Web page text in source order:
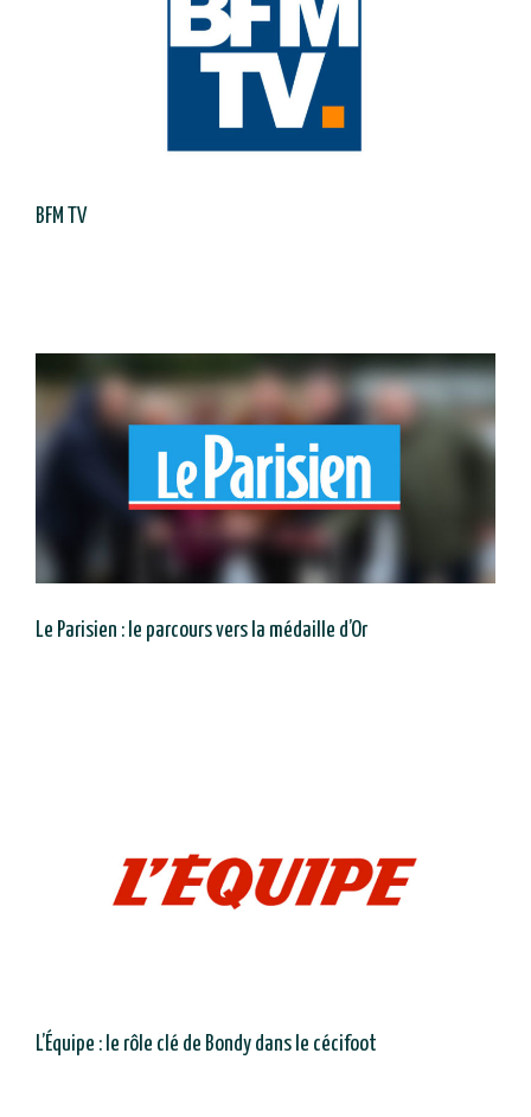
BFM TV
Le Parisien : le parcours vers la médaille d’Or
L’Équipe : le rôle clé de Bondy dans le cécifoot